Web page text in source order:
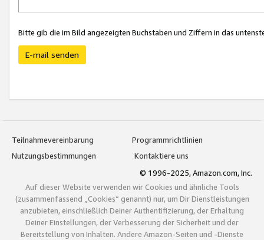
Bitte gib die im Bild angezeigten Buchstaben und Ziffern in das
E-mail senden
Teilnahmevereinbarung
Programmrichtlinien
Nutzungsbestimmungen
Kontaktiere uns
© 1996-2025, Amazon.com, Inc.
Auf dieser Website verwenden wir Cookies und ähnliche Tools
(zusammenfassend „Cookies“ genannt) nur, um Dir Dienstleistungen
anzubieten, einschließlich Deiner Authentifizierung, der Erhaltung
Deiner Einstellungen, der Verbesserung der Sicherheit und der
Bereitstellung von Inhalten. Andere Amazon-Seiten und -Dienste